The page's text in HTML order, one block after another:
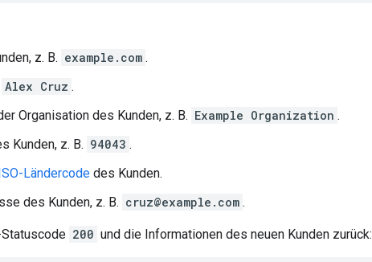
z. B. example.com .
Alex Cruz .
Organisation des Kunden, z. B. Example Organization .
Kunden, z. B. 94043 .
Ländercode des Kunden.
des Kunden, z. B. cruz@example.com .
Statuscode 200 und die Informationen des neuen Kunden zurück: